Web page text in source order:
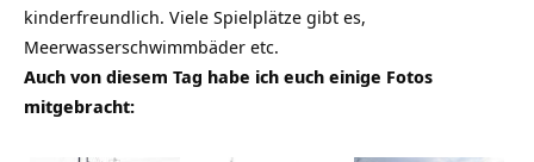
kinderfreundlich. Viele Spielplätze gibt es,
Meerwasserschwimmbäder etc.
Auch von diesem Tag habe ich euch einige Fotos
mitgebracht: